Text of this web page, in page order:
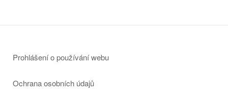
Prohlášení o používání webu
Ochrana osobních údajů